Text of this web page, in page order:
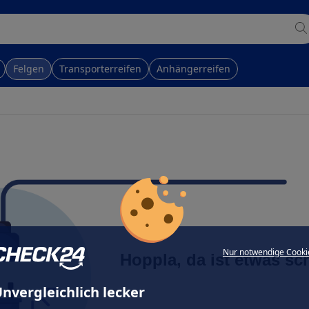
Nur notwendige
lecker
Felgen Transporterreifen Anhängerreifen
Hoppla, da ist etwas